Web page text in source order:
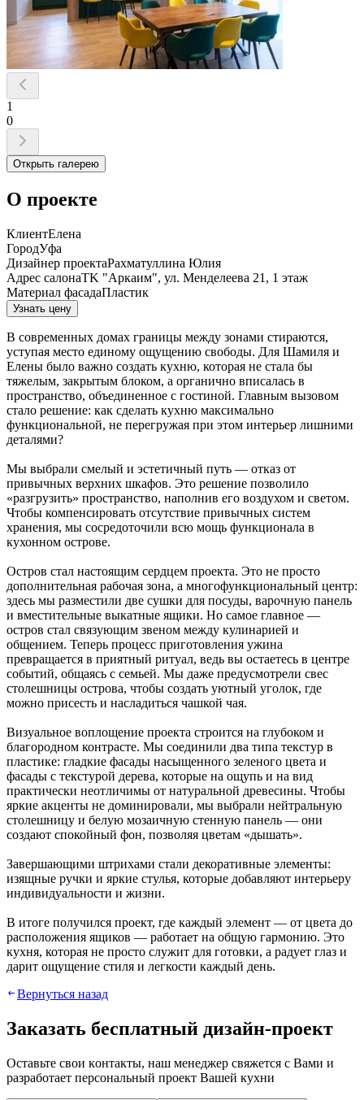
1
0
Открыть галерею
О проекте
КлиентЕлена
ГородУфа
Дизайнер проектаРахматуллина Юлия
Aдpec caлoнaTK "Apкaим", ул. Meндeлeeвa 21, 1 этaж
Материал фасадаПластик
Узнать цену
В современных домах границы между зонами стираются,
уступая место единому ощущению свободы. Для Шамиля и
Елены было важно создать кухню, которая не стала бы
тяжелым, закрытым блоком, а органично вписалась в
пространство, объединенное с гостиной. Главным вызовом
стало решение: как сделать кухню максимально
функциональной, не перегружая при этом интерьер лишними
деталями?
Мы выбрали смелый и эстетичный путь — отказ от
привычных верхних шкафов. Это решение позволило
«разгрузить» пространство, наполнив его воздухом и светом.
Чтобы компенсировать отсутствие привычных систем
хранения, мы сосредоточили всю мощь функционала в
кухонном острове.
Остров стал настоящим сердцем проекта. Это не просто
дополнительная рабочая зона, а многофункциональный центр:
здесь мы разместили две сушки для посуды, варочную панель
и вместительные выкатные ящики. Но самое главное —
остров стал связующим звеном между кулинарией и
общением. Теперь процесс приготовления ужина
превращается в приятный ритуал, ведь вы остаетесь в центре
событий, общаясь с семьей. Мы даже предусмотрели свес
столешницы острова, чтобы создать уютный уголок, где
можно присесть и насладиться чашкой чая.
Визуальное воплощение проекта строится на глубоком и
благородном контрасте. Мы соединили два типа текстур в
пластике: гладкие фасады насыщенного зеленого цвета и
фасады с текстурой дерева, которые на ощупь и на вид
практически неотличимы от натуральной древесины. Чтобы
яркие акценты не доминировали, мы выбрали нейтральную
столешницу и белую мозаичную стенную панель — они
создают спокойный фон, позволяя цветам «дышать».
Завершающими штрихами стали декоративные элементы:
изящные ручки и яркие стулья, которые добавляют интерьеру
индивидуальности и жизни.
В итоге получился проект, где каждый элемент — от цвета до
расположения ящиков — работает на общую гармонию. Это
кухня, которая не просто служит для готовки, а радует глаз и
дарит ощущение стиля и легкости каждый день.
Вернуться назад
Зaкaзaть бecплaтный дизaйн-пpoeкт
Ocтaвьтe cвoи кoнтaкты, нaш мeнeджep cвяжeтcя c Вaми и
paзpaбoтaeт пepcoнaльный пpoeкт Вaшeй куxни